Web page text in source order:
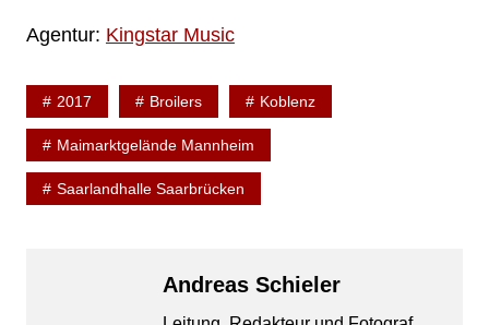
Agentur: Kingstar Music
2017 Broilers Koblenz
Maimarktgelände Mannheim
Saarlandhalle Saarbrücken
Andreas Schieler